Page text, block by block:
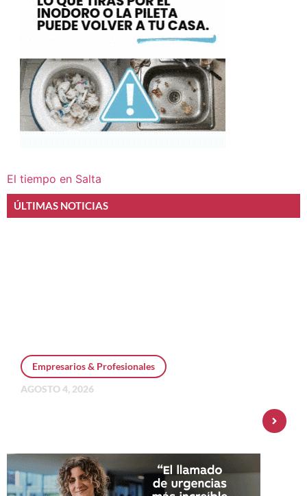
El tiempo en Salta
ÚLTIMAS NOTICIAS
Empresarios & Profesionales
AGOSTO 4, 2026